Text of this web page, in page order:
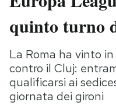
Politica
Tecnologia
Internet
Scienza
Cultura
quinto turno
La Roma ha vinto
contro il Cluj:
qualificarsi ai
giornata dei gironi